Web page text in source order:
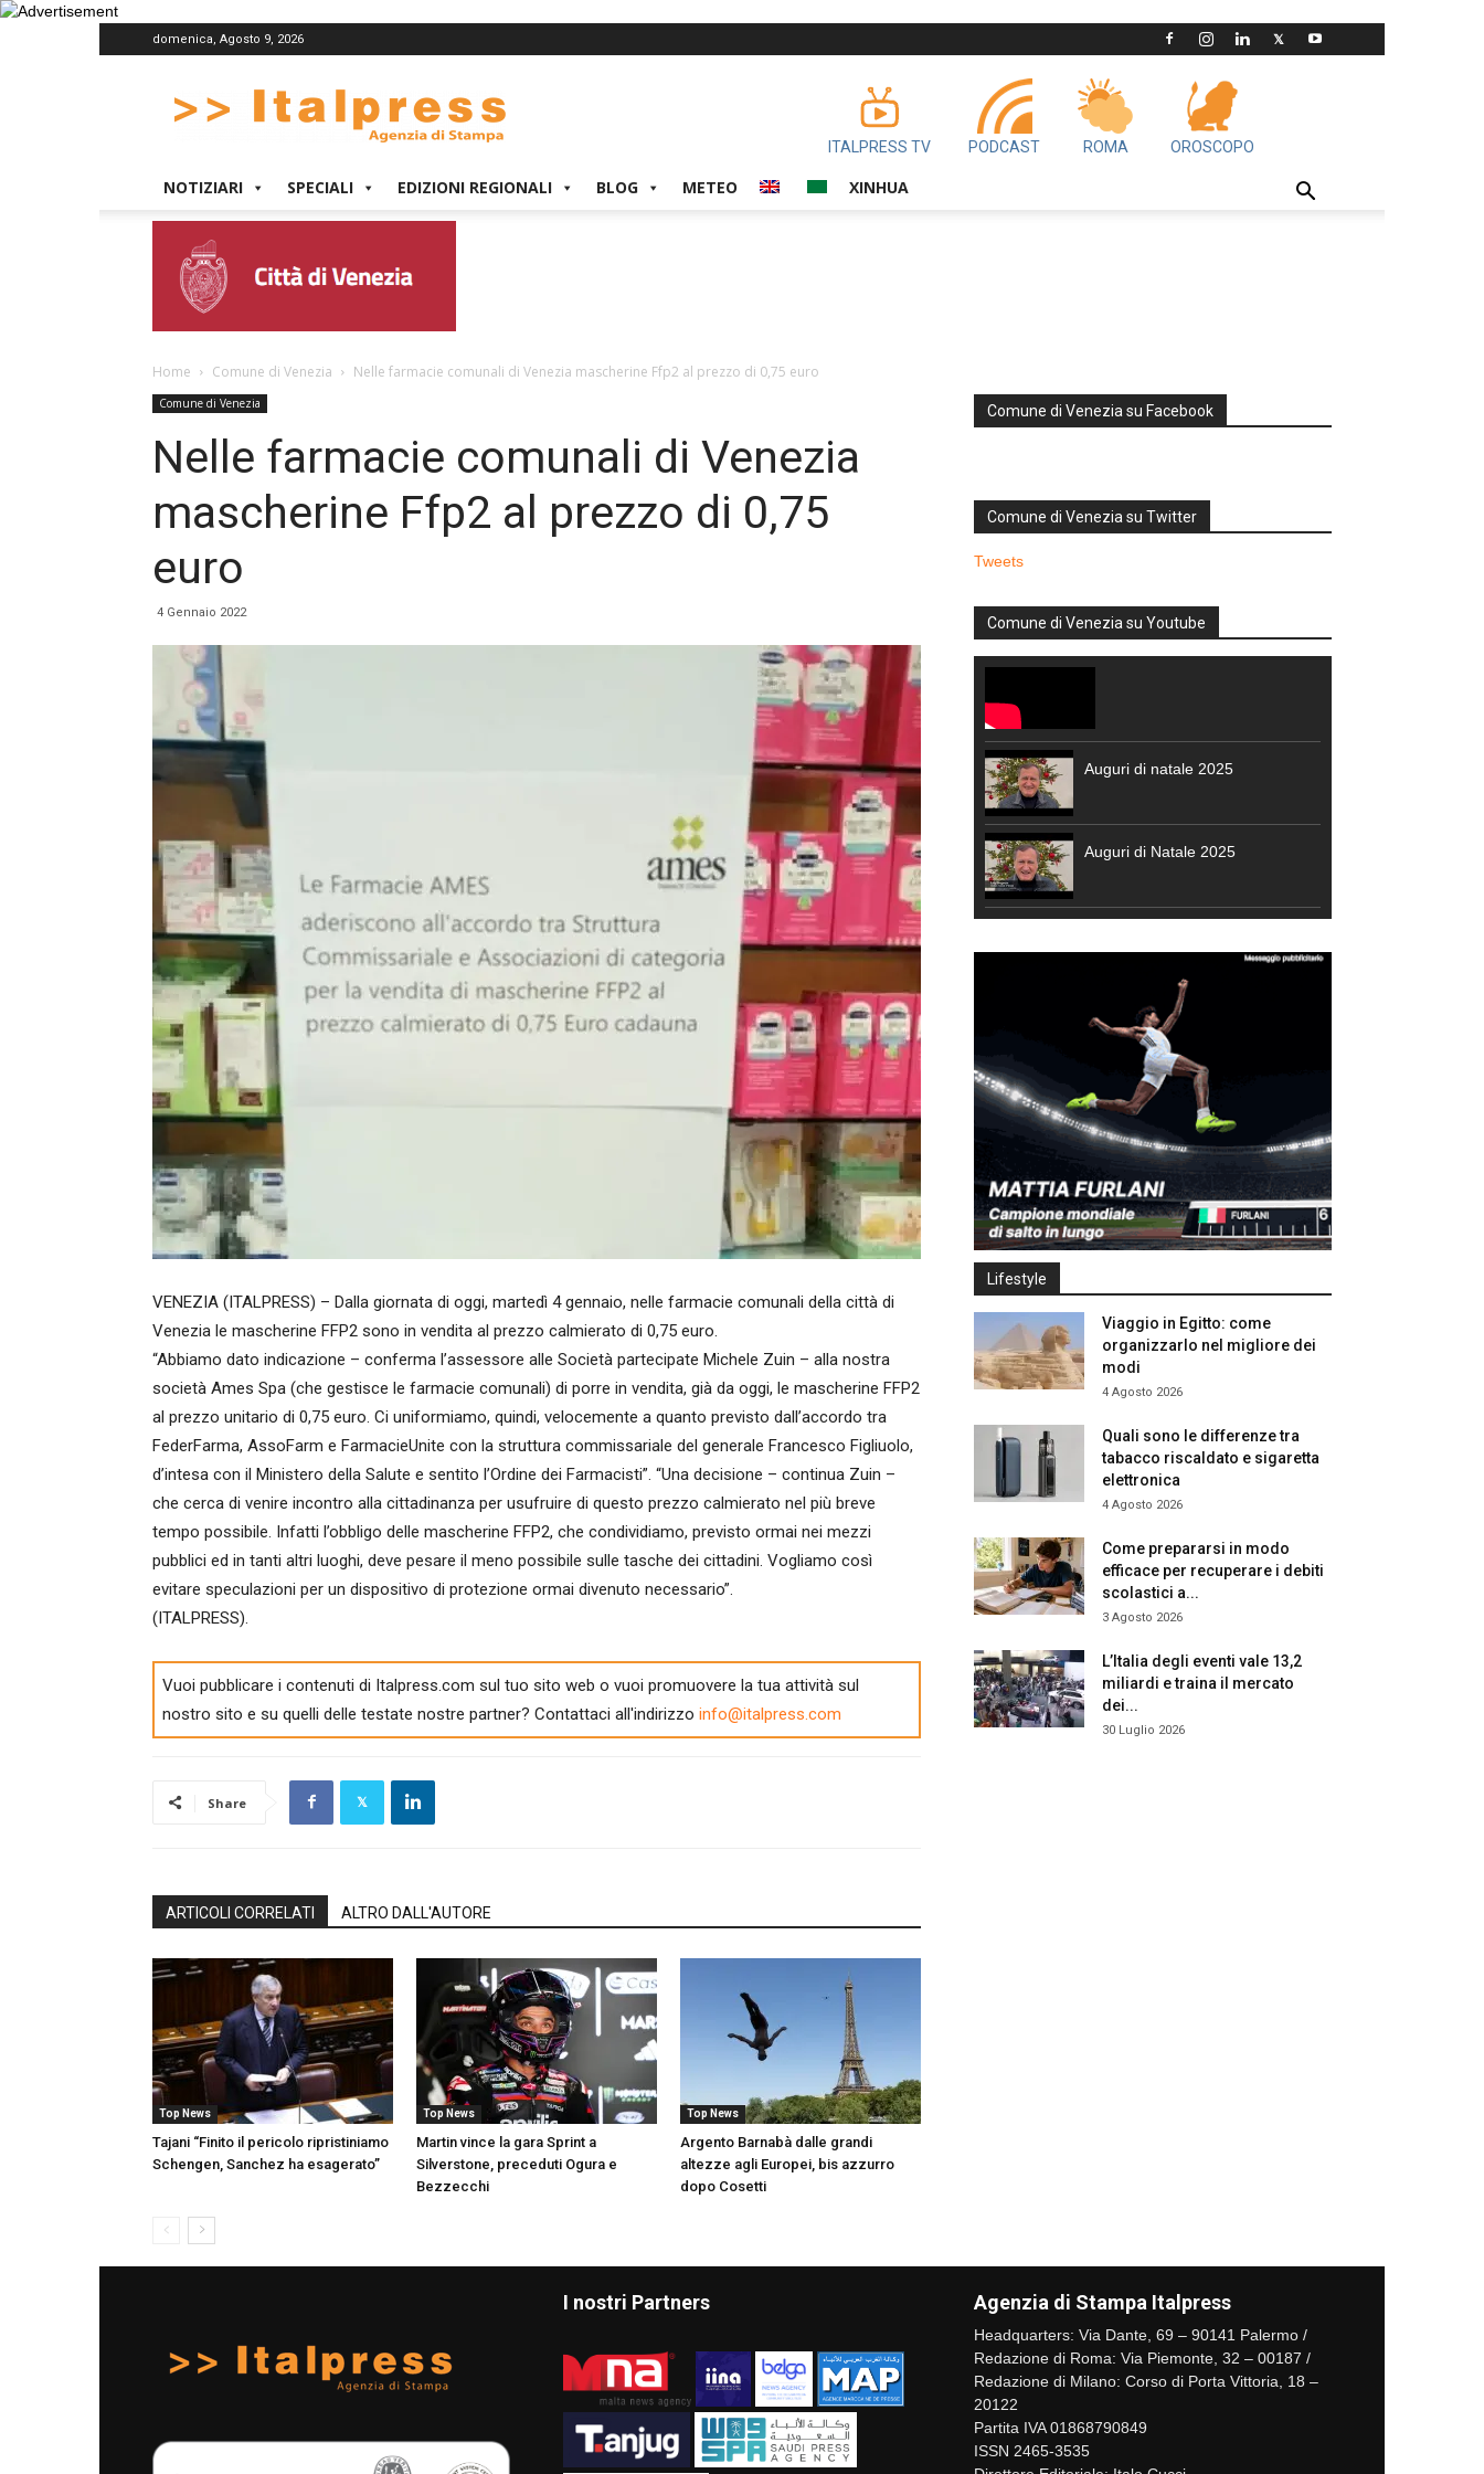
domenica, Agosto 9, 2026
ITALPRESS TV PODCAST ROMA OROSCOPO
NOTIZIARI SPECIALI EDIZIONI REGIONALI BLOG METEO XINHUA
Home Comune di Venezia Nelle farmacie comunali di Venezia mascherine Ffp2 al prezzo di 0,75 euro
Comune di Venezia
Nelle farmacie comunali di Venezia
mascherine Ffp2 al prezzo di 0,75
euro
4 Gennaio 2022
VENEZIA (ITALPRESS) – Dalla giornata di oggi, martedì 4 gennaio, nelle farmacie comunali della città di
Venezia le mascherine FFP2 sono in vendita al prezzo calmierato di 0,75 euro.
“Abbiamo dato indicazione – conferma l’assessore alle Società partecipate Michele Zuin – alla nostra
società Ames Spa (che gestisce le farmacie comunali) di porre in vendita, già da oggi, le mascherine FFP2
al prezzo unitario di 0,75 euro. Ci uniformiamo, quindi, velocemente a quanto previsto dall’accordo tra
FederFarma, AssoFarm e FarmacieUnite con la struttura commissariale del generale Francesco Figliuolo,
d’intesa con il Ministero della Salute e sentito l’Ordine dei Farmacisti”. “Una decisione – continua Zuin –
che cerca di venire incontro alla cittadinanza per usufruire di questo prezzo calmierato nel più breve
tempo possibile. Infatti l’obbligo delle mascherine FFP2, che condividiamo, previsto ormai nei mezzi
pubblici ed in tanti altri luoghi, deve pesare il meno possibile sulle tasche dei cittadini. Vogliamo così
evitare speculazioni per un dispositivo di protezione ormai divenuto necessario”.
(ITALPRESS).
Vuoi pubblicare i contenuti di Italpress.com sul tuo sito web o vuoi promuovere la tua attività sul
nostro sito e su quelli delle testate nostre partner? Contattaci all'indirizzo info@italpress.com
Share
ARTICOLI CORRELATI ALTRO DALL'AUTORE
Top News
Tajani “Finito il pericolo ripristiniamo
Schengen, Sanchez ha esagerato”
Top News
Martin vince la gara Sprint a
Silverstone, preceduti Ogura e
Bezzecchi
Top News
Argento Barnabà dalle grandi
altezze agli Europei, bis azzurro
dopo Cosetti
Comune di Venezia su Facebook
Comune di Venezia su Twitter
Tweets
Comune di Venezia su Youtube
Auguri di natale 2025
Auguri di Natale 2025
Lifestyle
Viaggio in Egitto: come
organizzarlo nel migliore dei
modi
4 Agosto 2026
Quali sono le differenze tra
tabacco riscaldato e sigaretta
elettronica
4 Agosto 2026
Come prepararsi in modo
efficace per recuperare i debiti
scolastici a...
3 Agosto 2026
L’Italia degli eventi vale 13,2
miliardi e traina il mercato
dei...
30 Luglio 2026
I nostri Partners Agenzia di Stampa Italpress
Headquarters: Via Dante, 69 – 90141 Palermo /
Redazione di Roma: Via Piemonte, 32 – 00187 /
Redazione di Milano: Corso di Porta Vittoria, 18 –
20122
Partita IVA 01868790849
ISSN 2465-3535